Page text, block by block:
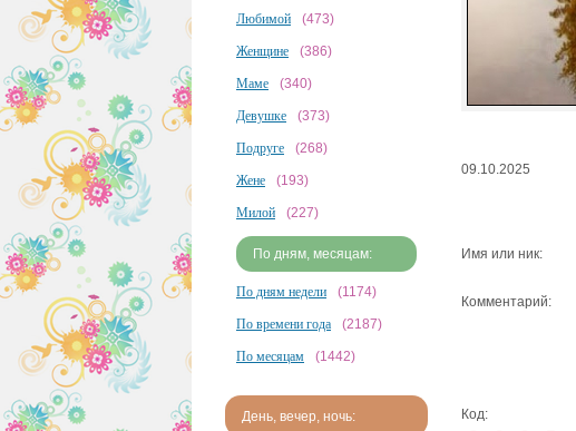
Любимой (473)
Женщине (386)
Маме (340)
Девушке (373)
Подруге (268)
Жене (193)
Милой (227)
По дням, месяцам:
По дням недели (1174)
По времени года (2187)
По месяцам (1442)
День, вечер, ночь:
09.10.2025
Имя или ник:
Комментарий:
Код: